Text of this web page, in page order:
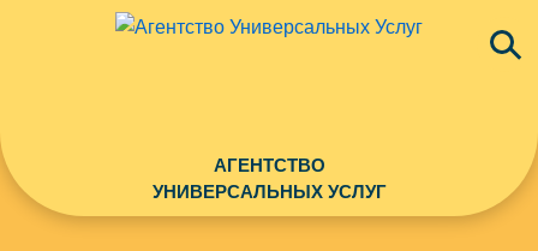
АГЕНТСТВО
УНИВЕРСАЛЬНЫХ УСЛУГ